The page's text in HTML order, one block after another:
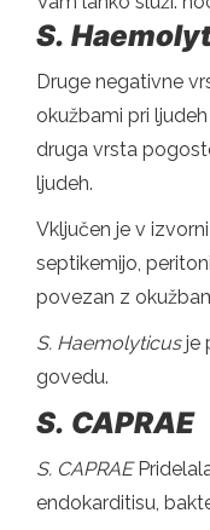
S.
Druge negativne
okužbami pri ljudeh
druga vrsta
ljudeh.
Vključen je v
septikemijo,
povezan z
S. Haemolyticusje
govedu.
S. CAPRAE
S. CAPRAE
endokarditisu,